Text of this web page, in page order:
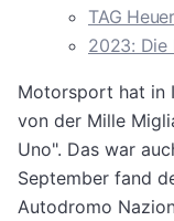
TAG
2023: Die
Motorsport hat in
von der Mille
Uno". Das war
September fand
Autodromo